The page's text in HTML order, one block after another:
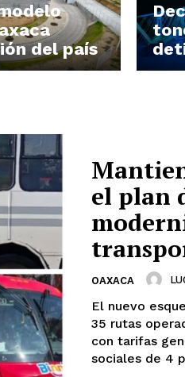
del país
el plan
OAXACA
El nuevo
35 rutas
con tarifas
sociales de 4